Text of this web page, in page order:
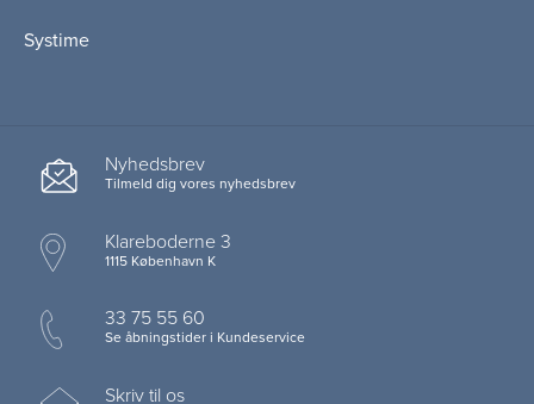
Systime
Nyhedsbrev
Tilmeld dig vores nyhedsbrev
Klareboderne 3
1115 København K
33 75 55 60
Se åbningstider i Kundeservice
Skriv til os